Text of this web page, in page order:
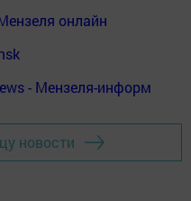
онлайн
- Мензеля-информ
новости